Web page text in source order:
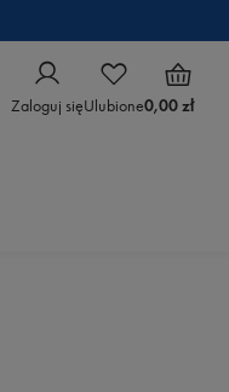
Zaloguj sięUlubione0,00 zł